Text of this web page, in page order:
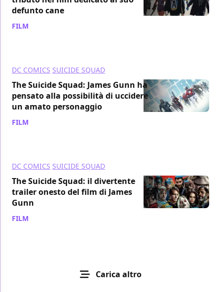
defunto cane
FILM
DC COMICS SUICIDE SQUAD
The Suicide Squad: James Gunn ha
pensato alla possibilità di uccidere
un amato personaggio
FILM
DC COMICS SUICIDE SQUAD
The Suicide Squad: il divertente
trailer onesto del film di James
Gunn
FILM
Carica altro